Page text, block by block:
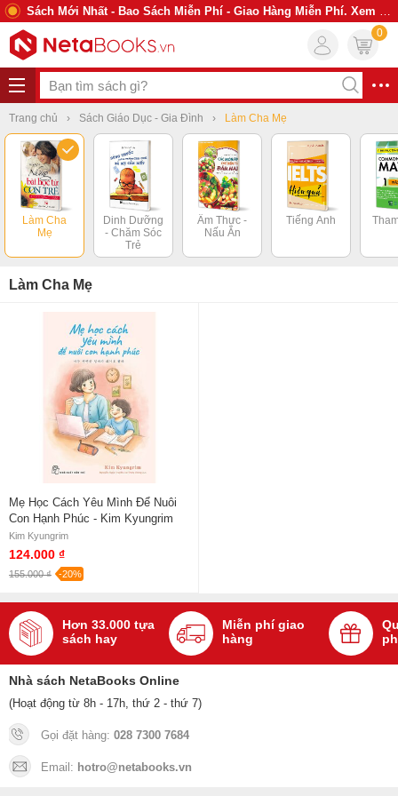
Sách Mới Nhất - Bao Sách Miễn Phí - Giao Hàng Miễn Phí. Xem Ngay
0
Trang chủ Sách Giáo Dục - Gia Đình Làm Cha Mẹ
Làm Cha
Mẹ
Dinh Dưỡng
- Chăm Sóc
Trẻ
Ẩm Thực -
Nấu Ăn
Tiếng Anh
Làm Cha Mẹ
Mẹ Học Cách Yêu Mình Để Nuôi
Con Hạnh Phúc - Kim Kyungrim
Kim Kyungrim
124.000 ₫
155.000 ₫ -20%
Hơn 33.000 tựa
sách hay
Miễn phí giao
hàng
Nhà sách NetaBooks Online
(Hoạt động từ 8h - 17h, thứ 2 - thứ 7)
Gọi đặt hàng: 028 7300 7684
Email: hotro@netabooks.vn